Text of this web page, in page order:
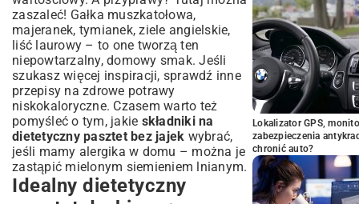
zaszaleć! Gałka muszkatołowa,
majeranek, tymianek, ziele angielskie,
liść laurowy – to one tworzą ten
niepowtarzalny, domowy smak. Jeśli
szukasz więcej inspiracji, sprawdź inne
przepisy na zdrowe potrawy
niskokaloryczne. Czasem warto też
pomyśleć o tym, jakie składniki na
dietetyczny pasztet bez jajek wybrać,
jeśli mamy alergika w domu – można je
zastąpić mielonym siemieniem lnianym.
Idealny dietetyczny
Lokalizator GPS,
zabezpieczenia
chronić auto?